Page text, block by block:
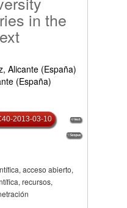
in the
Alicante (España)
(España)
2013-03-10
acceso abierto,
recursos,